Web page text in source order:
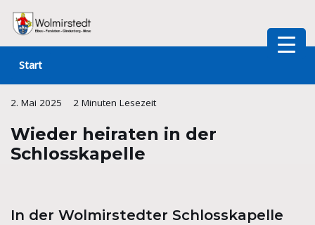
Zum
springen
Start
2. Mai 2025 2 Minuten Lesezeit
Wieder heiraten in der
Schlosskapelle
In der Wolmirstedter Schlosskapelle